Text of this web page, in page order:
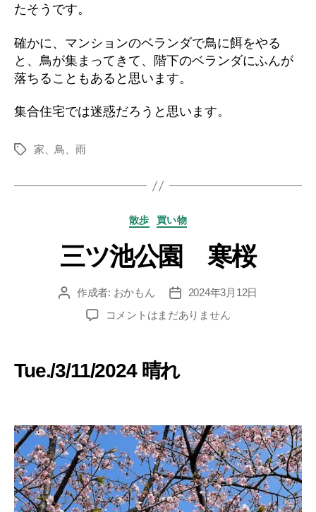
たそうです。
確かに、マンションのベランダで鳥に餌をやる
と、鳥が集まってきて、階下のベランダにふんが
落ちることもあると思います。
集合住宅では迷惑だろうと思います。
タ
家、鳥、雨
カ
ゴ
リ
散歩 買い物
三ツ池公園 寒桜
投 作成者: おかもん
投
稿
日
2024年3月12日
三
園
へ
の
コメントはまだありません
Tue./3/11/2024 晴れ